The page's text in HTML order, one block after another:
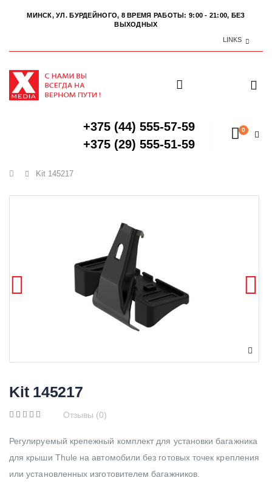
МИНСК, УЛ. БУРДЕЙНОГО, 8 ВРЕМЯ РАБОТЫ: 9:00 - 21:00, БЕЗ
ВЫХОДНЫХ
LINKS
+375 (44) 555-57-59
+375 (29) 555-51-59
0
Главная
Kit 145217
Kit 145217
Отзывы (0)
Регулируемый крепежный комплект для установки багажника
для крыши Thule на автомобили без готовых точек крепления
или установленных изготовителем багажников.